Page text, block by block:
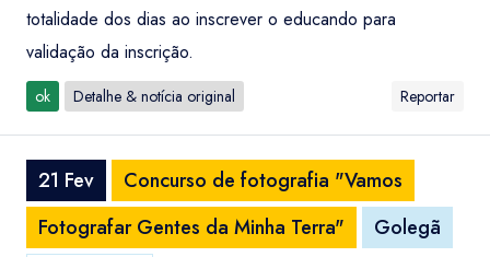
totalidade dos dias ao inscrever o educando para
validação da inscrição.
ok Detalhe & notícia original Reportar
21 Fev
Concurso de fotografia "Vamos
Fotografar Gentes da Minha Terra"
Golegã